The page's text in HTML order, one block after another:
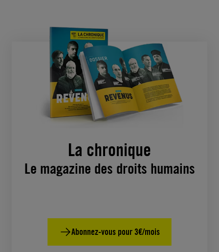
La chronique
Le magazine des droits humains
Abonnez-vous pour 3€/mois